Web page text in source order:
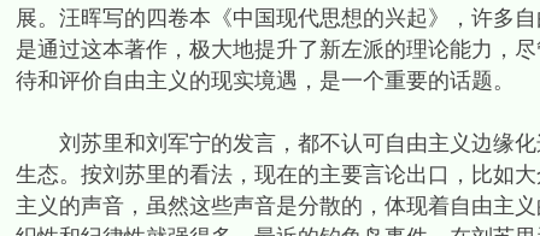
展。汪晖写的四卷本《中国现代思想的兴起》，许多
是通过这本著作，极大地提升了新左派的理论能力，
待和评价自由主义的现实境遇，是一个重要的话题。
刘苏里和刘军宁的发言，都不认可自由主义边缘化
生态。按刘苏里的看法，现在的主要言论出口，比如
主义的声音，虽然这些声音是分散的，体现着自由主